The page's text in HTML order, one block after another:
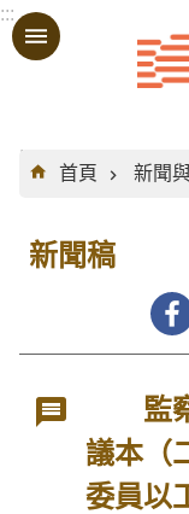
跳到主要內容區塊
:::
:::
首頁
新聞
新聞稿
監察
議本（
委員以